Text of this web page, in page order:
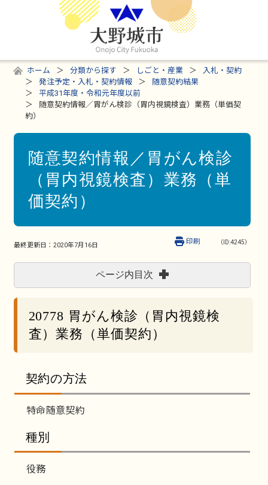
ホーム 分類から探す しごと・産業
入札・契約
発注予定・入札・契約情報
随意契約結果
平成31年度・令和元年度以前
随意契約情報／胃がん検診（胃内視鏡検査）業務（単価契
約）
随意契約情報／胃がん検診
（胃内視鏡検査）業務（単
価契約）
最終更新日： 2020年7月16日 （ID:4245）
印刷
ページ内目次
20778 胃がん検診（胃内視鏡検
査）業務（単価契約）
契約の方法
特命随意契約
種別
役務